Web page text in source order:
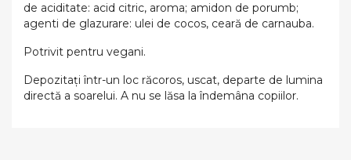
de aciditate: acid citric, aroma; amidon de porumb;
agenti de glazurare: ulei de cocos, ceară de carnauba.
Potrivit pentru vegani.
Depozitați într-un loc răcoros, uscat, departe de lumina
directă a soarelui. A nu se lăsa la îndemâna copiilor.